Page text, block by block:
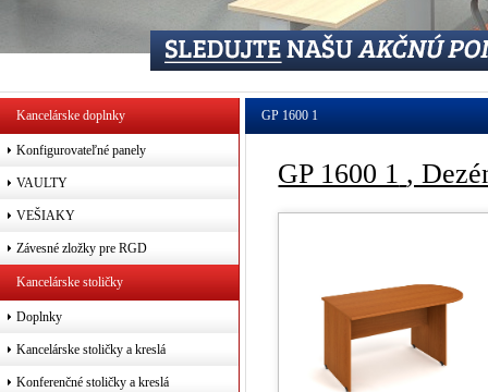
Kancelárske doplnky
Konfigurovateľné panely
VAULTY
VEŠIAKY
Závesné zložky pre RGD
Kancelárske stoličky
Doplnky
Kancelárske stoličky a kreslá
Konferenčné stoličky a kreslá
GP 1600 1
GP 1600 1 ,